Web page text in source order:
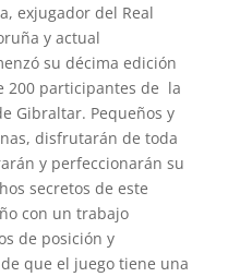
exjugador del Real
y actual
su décima edición
200 participantes de la
Gibraltar. Pequeños y
disfrutarán de toda
y perfeccionarán su
secretos de este
con un trabajo
de posición y
que el juego tiene una